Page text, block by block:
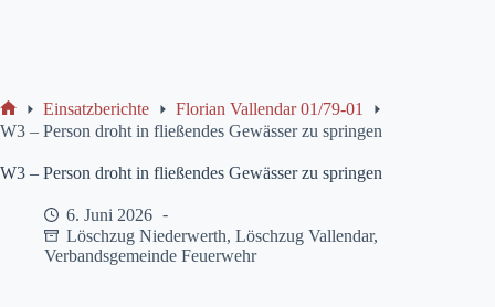
Start
Einsatzberichte
Florian Vallendar 01/79-01
W3 – Person droht in fließendes Gewässer zu springen
W3 – Person droht in fließendes Gewässer zu springen
6. Juni 2026
Löschzug Niederwerth, Löschzug Vallendar,
Verbandsgemeinde Feuerwehr